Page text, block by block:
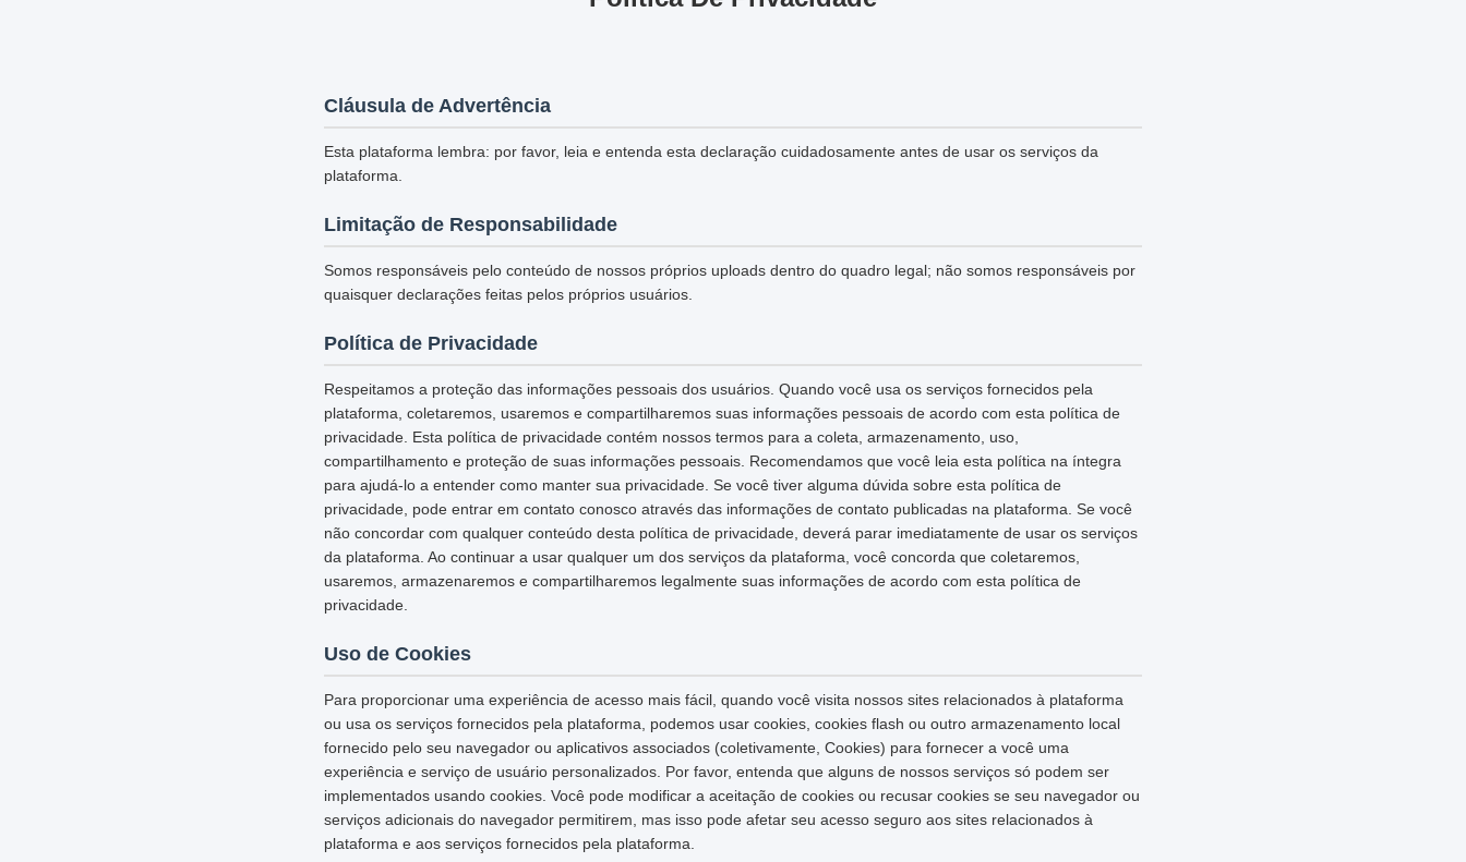
Cláusula de Advertência
Esta plataforma lembra: por favor, leia e entenda esta declaração cuidadosamente antes de usar os serviços da
plataforma.
Limitação de Responsabilidade
Somos responsáveis pelo conteúdo de nossos próprios uploads dentro do quadro legal; não somos responsáveis por
quaisquer declarações feitas pelos próprios usuários.
Política de Privacidade
Respeitamos a proteção das informações pessoais dos usuários. Quando você usa os serviços fornecidos pela
plataforma, coletaremos, usaremos e compartilharemos suas informações pessoais de acordo com esta política de
privacidade. Esta política de privacidade contém nossos termos para a coleta, armazenamento, uso,
compartilhamento e proteção de suas informações pessoais. Recomendamos que você leia esta política na íntegra
para ajudá-lo a entender como manter sua privacidade. Se você tiver alguma dúvida sobre esta política de
privacidade, pode entrar em contato conosco através das informações de contato publicadas na plataforma. Se você
não concordar com qualquer conteúdo desta política de privacidade, deverá parar imediatamente de usar os serviços
da plataforma. Ao continuar a usar qualquer um dos serviços da plataforma, você concorda que coletaremos,
usaremos, armazenaremos e compartilharemos legalmente suas informações de acordo com esta política de
privacidade.
Uso de Cookies
Para proporcionar uma experiência de acesso mais fácil, quando você visita nossos sites relacionados à plataforma
ou usa os serviços fornecidos pela plataforma, podemos usar cookies, cookies flash ou outro armazenamento local
fornecido pelo seu navegador ou aplicativos associados (coletivamente, Cookies) para fornecer a você uma
experiência e serviço de usuário personalizados. Por favor, entenda que alguns de nossos serviços só podem ser
implementados usando cookies. Você pode modificar a aceitação de cookies ou recusar cookies se seu navegador ou
serviços adicionais do navegador permitirem, mas isso pode afetar seu acesso seguro aos sites relacionados à
plataforma e aos serviços fornecidos pela plataforma.